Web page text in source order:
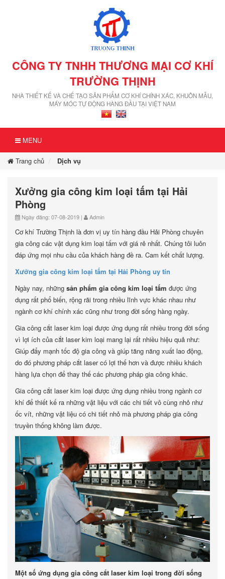
CÔNG TY TNHH THƯƠNG MẠI CƠ KHÍ
TRƯỜNG THỊNH
NHÀ THIẾT KẾ VÀ CHẾ TẠO SẢN PHẨM CƠ KHÍ CHÍNH XÁC, KHUÔN MẪU,
MÁY MÓC TỰ ĐỘNG HÀNG ĐẦU TẠI VIỆT NAM
MENU
Trang chủ Dịch vụ
Xưởng gia công kim loại tấm tại Hải
Phòng
Ngày đăng: 07-08-2019 | Admin
Cơ khí Trường Thịnh là đơn vị uy tín hàng đầu Hải Phòng chuyên
gia công các vật dụng kim loại tấm với giá rẻ nhất. Chúng tôi luôn
đáp ứng mọi nhu cầu của khách hàng đề ra. Cam kết chất lượng.
Xưởng gia công kim loại tấm tại Hải Phòng uy tín
Ngày nay, những sản phẩm gia công kim loại tấm được ứng
dụng rất phổ biến, rộng rãi trong nhiều lĩnh vực khác nhau như
ngành cơ khí chính xác cũng như trong đời sống hàng ngày.
Gia công cắt laser kim loại được ứng dụng rất nhiều trong đời sống
vì lợi ích của cắt laser kim loại mang lại rất nhiều hiệu quả như:
Giúp đẩy mạnh tốc độ gia công và giúp tăng năng xuất lao động,
do đó phương pháp cắt laser có lợi thế hơn và được nhiều khách
hàng lựa chọn để thay thế các phương pháp gia công khác.
Gia công cắt laser kim loại được ứng dụng nhiều trong ngành cơ
khí để thiết kế ra những vật liệu với các chi tiết vô cùng nhỏ như
ốc vít, những vật liệu có chi tiết nhỏ mà phương pháp gia công
truyền thống không làm được.
Một số ứng dụng gia công cắt laser kim loại trong đời sống